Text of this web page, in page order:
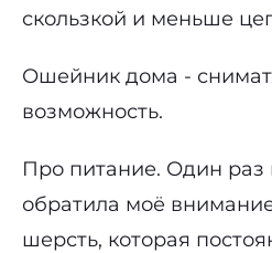
скользкой и меньше
Ошейник дома -
возможность.
Про питание. Один раз
обратила моё
шерсть, которая